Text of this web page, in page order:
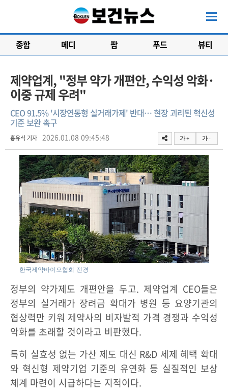
종합 메디 팜 푸드 뷰티
제약업계, "정부 약가 개편안, 수익성 악화·
이중 규제 우려"
CEO 91.5% '시장연동형 실거래가제' 반대… 현장 괴리된 혁신성
기준 보완 촉구
홍유식 기자 2026.01.08 09:45:48 가 + 가 -
한국제약바이오협회 전경
정부의 약가제도 개편안을 두고. 제약업계 CEO들은
정부의 실거래가 장려금 확대가 병원 등 요양기관의
협상력만 키워 제약사의 비자발적 가격 경쟁과 수익성
악화를 초래할 것이라고 비판했다.
특히 실효성 없는 가산 제도 대신 R&D 세제 혜택 확대
와 혁신형 제약기업 기준의 유연화 등 실질적인 보상
체계 마련이 시급하다는 지적이다.